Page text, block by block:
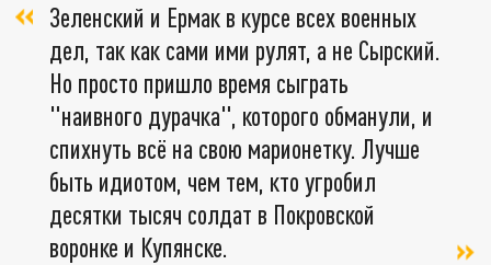
Зеленский и Ермак в курсе всех военных
дел, так как сами ими рулят, а не Сырский.
Но просто пришло время сыграть
"наивного дурачка", которого обманули, и
спихнуть всё на свою марионетку. Лучше
быть идиотом, чем тем, кто угробил
десятки тысяч солдат в Покровской
воронке и Купянске.